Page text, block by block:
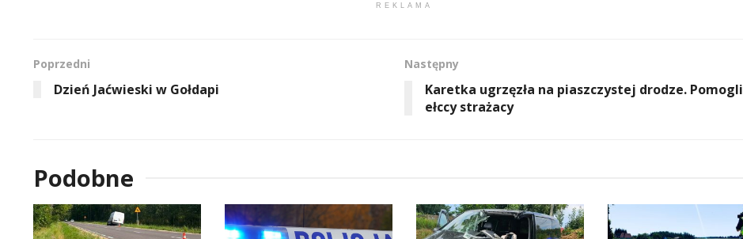
REKLAMA
Poprzedni
Dzień Jaćwieski w Gołdapi
Następny
Karetka ugrzęzła na piaszczystej drodze. Pomogli
ełccy strażacy
Podobne